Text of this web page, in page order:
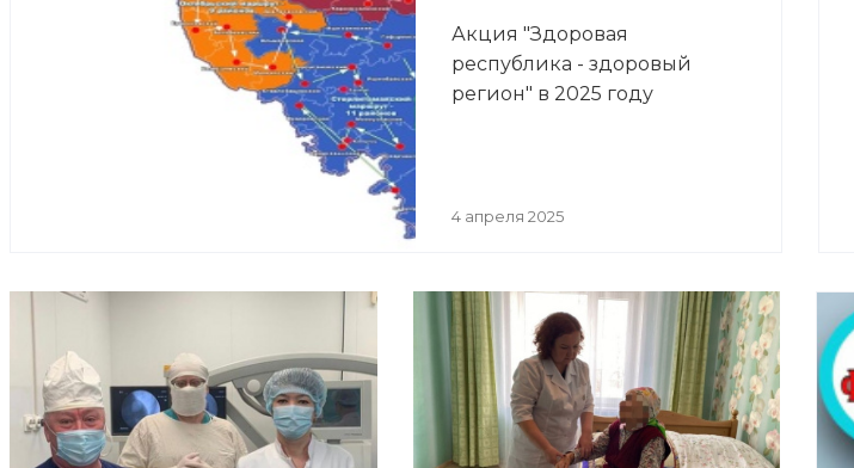
Акция "Здоровая
республика - здоровый
регион" в 2025 году
4 апреля 2025